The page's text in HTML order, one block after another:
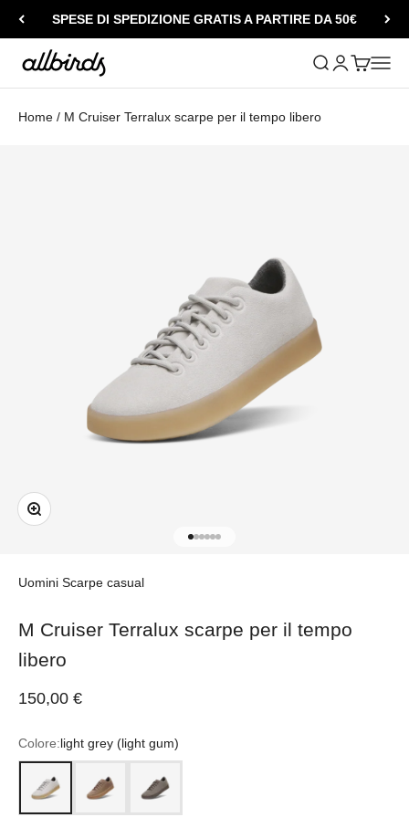
SPESE DI SPEDIZIONE GRATIS A PARTIRE DA 50€
Allbirds Mostra il menu
MostraMostra il
Apri il
Home / M Cruiser Terralux scarpe per il tempo libero
Ingrandisci immagine
Uomini Scarpe casual
M Cruiser Terralux scarpe per il tempo
libero
Prezzo scontato
150,00 €
Colore:light grey (light gum)